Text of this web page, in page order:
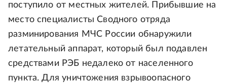
поступило от местных жителей. Прибывшие на
место специалисты Сводного отряда
разминирования МЧС России обнаружили
летательный аппарат, который был подавлен
средствами РЭБ недалеко от населенного
пункта. Для уничтожения взрывоопасного